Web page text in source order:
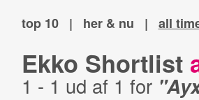
top 10 | her & nu | all
Ekko Shortlist
1 - 1 ud af 1 for